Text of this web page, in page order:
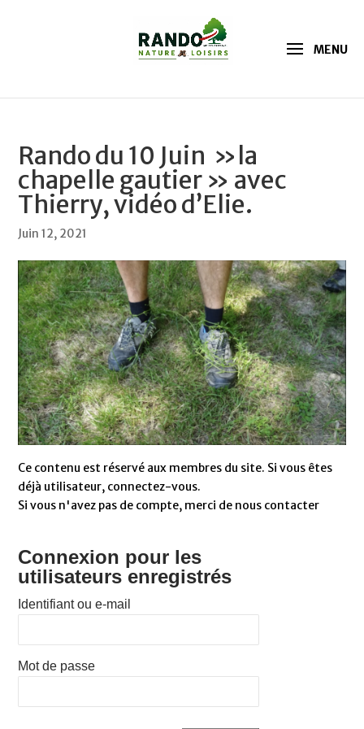
Rando du 10 Juin »la
chapelle gautier » avec
Thierry, vidéo d’Elie.
Juin 12, 2021
Ce contenu est réservé aux membres du site. Si vous êtes
déjà utilisateur, connectez-vous.
Si vous n'avez pas de compte, merci de nous contacter
Connexion pour les
utilisateurs enregistrés
Identifiant ou e-mail
Mot de passe